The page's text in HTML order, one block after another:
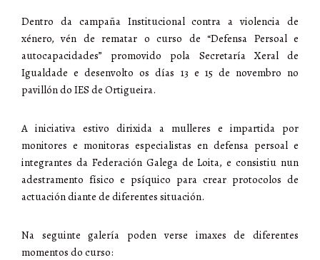
Dentro da campaña Institucional contra a violencia de
xénero, vén de rematar o curso de “Defensa Persoal e
autocapacidades” promovido pola Secretaría Xeral de
Igualdade e desenvolto os días 13 e 15 de novembro no
pavillón do IES de Ortigueira.
A iniciativa estivo dirixida a mulleres e impartida por
monitores e monitoras especialistas en defensa persoal e
integrantes da Federación Galega de Loita, e consistiu nun
adestramento físico e psíquico para crear protocolos de
actuación diante de diferentes situación.
Na seguinte galería poden verse imaxes de diferentes
momentos do curso: